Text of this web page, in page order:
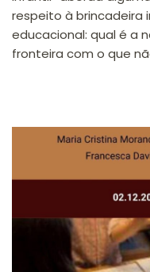
respeito à brincadeira
educacional: qual é a
fronteira com o que